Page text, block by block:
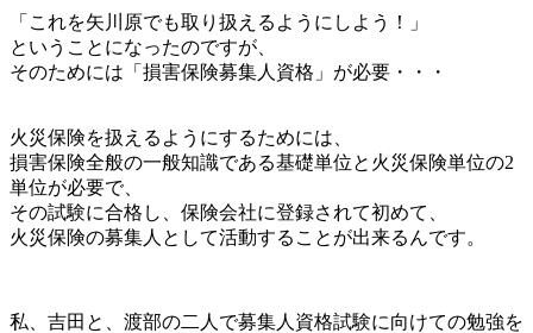
「これを矢川原でも取り扱えるようにしよう！」
ということになったのですが、
そのためには「損害保険募集人資格」が必要・・・
火災保険を扱えるようにするためには、
損害保険全般の一般知識である基礎単位と火災保険単位の2
単位が必要で、
その試験に合格し、保険会社に登録されて初めて、
火災保険の募集人として活動することが出来るんです。
私、吉田と、渡部の二人で募集人資格試験に向けての勉強を